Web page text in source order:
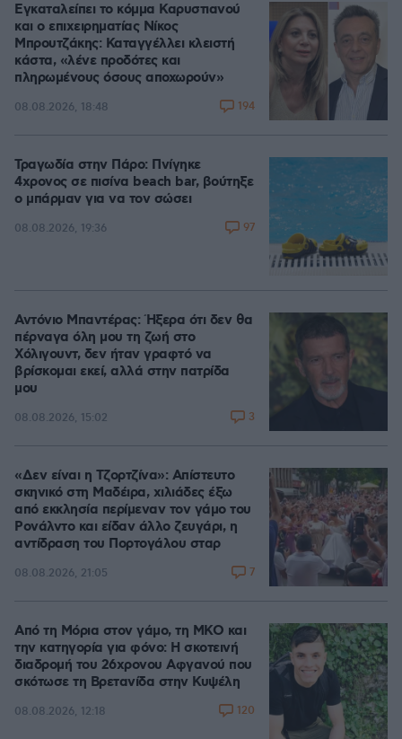
Εγκαταλείπει το κόμμα Καρυστιανού
και ο επιχειρηματίας Νίκος
Μπρουτζάκης: Καταγγέλλει κλειστή
κάστα, «λένε προδότες και
πληρωμένους όσους αποχωρούν»
08.08.2026, 18:48 194
Τραγωδία στην Πάρο: Πνίγηκε
4χρονος σε πισίνα beach bar, βούτηξε
ο μπάρμαν για να τον σώσει
08.08.2026, 19:36 97
Αντόνιο Μπαντέρας: Ήξερα ότι δεν θα
πέρναγα όλη μου τη ζωή στο
Χόλιγουντ, δεν ήταν γραφτό να
βρίσκομαι εκεί, αλλά στην πατρίδα
μου
08.08.2026, 15:02 3
«Δεν είναι η Τζορτζίνα»: Απίστευτο
σκηνικό στη Μαδέιρα, χιλιάδες έξω
από εκκλησία περίμεναν τον γάμο του
Ρονάλντο και είδαν άλλο ζευγάρι, η
αντίδραση του Πορτογάλου σταρ
08.08.2026, 21:05 7
Από τη Μόρια στον γάμο, τη ΜΚΟ και
την κατηγορία για φόνο: Η σκοτεινή
διαδρομή του 26χρονου Αφγανού που
σκότωσε τη Βρετανίδα στην Κυψέλη
08.08.2026, 12:18 120